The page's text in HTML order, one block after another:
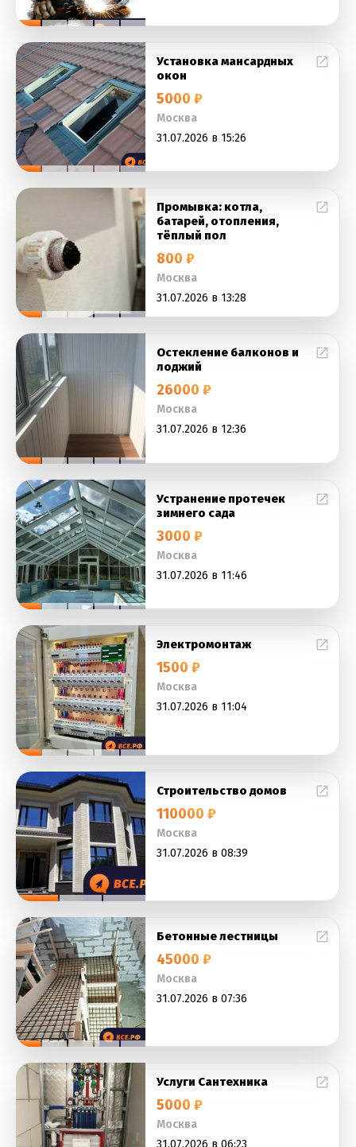
Установка мансардных
окон
5000 ₽
Москва
31.07.2026 в 15:26
Промывка: котла,
батарей, отопления,
тёплый пол
800 ₽
Москва
31.07.2026 в 13:28
Остекление балконов и
лоджий
26000 ₽
Москва
31.07.2026 в 12:36
Устранение протечек
зимнего сада
3000 ₽
Москва
31.07.2026 в 11:46
Электромонтаж
1500 ₽
Москва
31.07.2026 в 11:04
Строительство домов
110000 ₽
Москва
31.07.2026 в 08:39
Бетонные лестницы
45000 ₽
Москва
31.07.2026 в 07:36
Услуги Сантехника
5000 ₽
Москва